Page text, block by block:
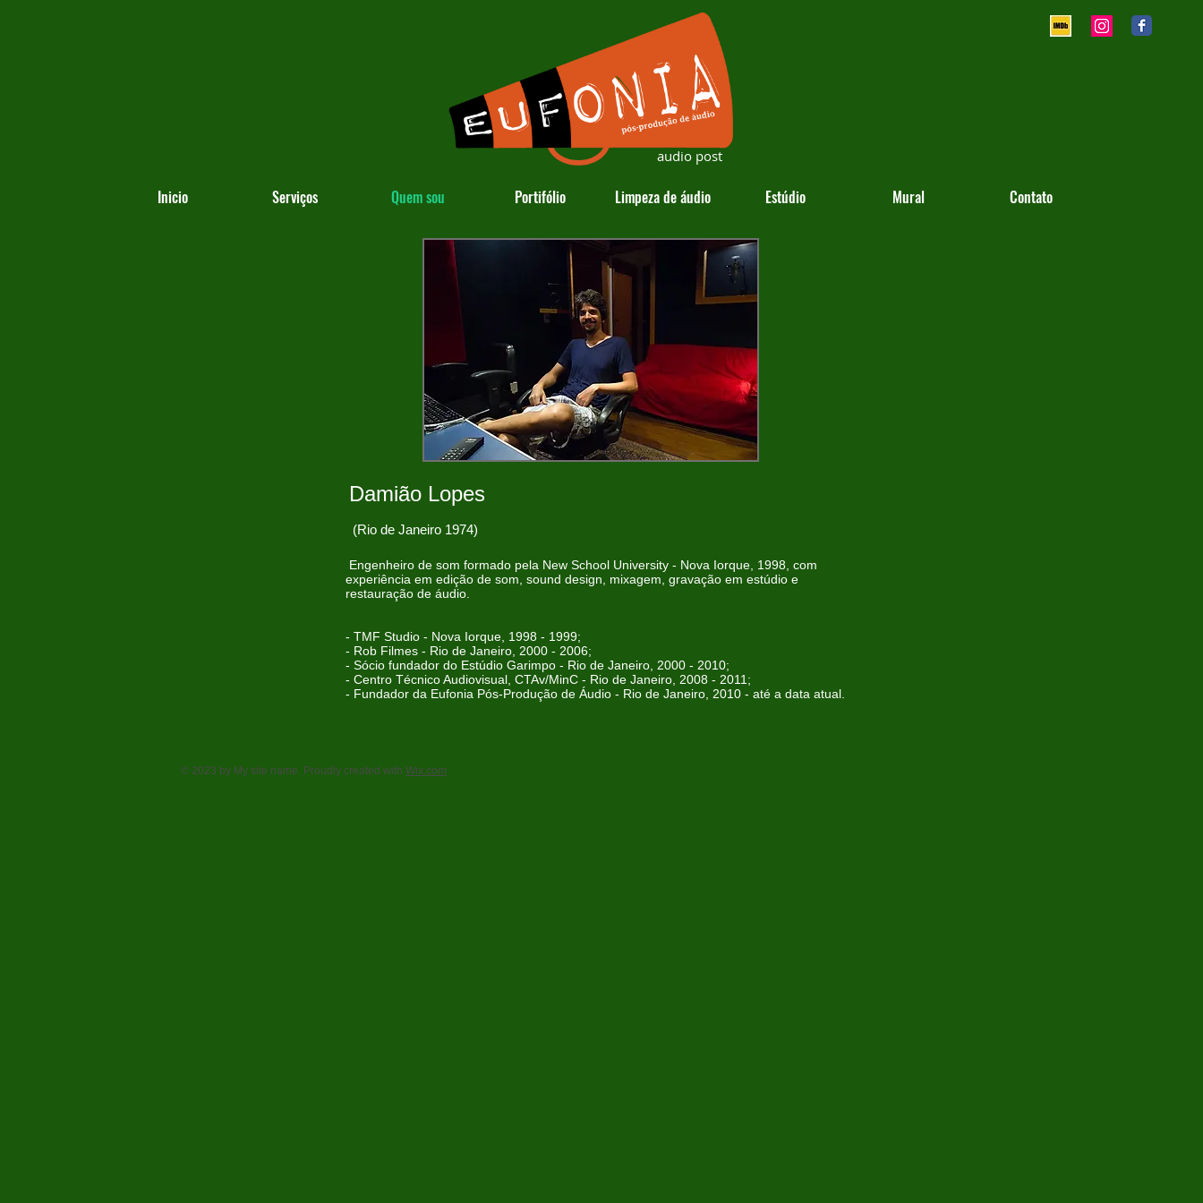
audio post
Inicio Serviços Quem sou Portifólio Limpeza de áudio Estúdio Mural Contato
Damião Lopes
(Rio de Janeiro 1974)
Engenheiro de som formado pela New School University - Nova Iorque, 1998, com
experiência em edição de som, sound design, mixagem, gravação em estúdio e
restauração de áudio.
- TMF Studio - Nova Iorque, 1998 - 1999;
- Rob Filmes - Rio de Janeiro, 2000 - 2006;
- Sócio fundador do Estúdio Garimpo - Rio de Janeiro, 2000 - 2010;
- Centro Técnico Audiovisual, CTAv/MinC - Rio de Janeiro, 2008 - 2011;
- Fundador da Eufonia Pós-Produção de Áudio - Rio de Janeiro, 2010 - até a data atual.
© 2023 by My site name. Proudly created with Wix.com